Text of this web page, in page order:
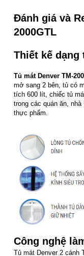
Đánh giá và
2000GTL
Thiết kế dạng
Tủ mát Denver TM-
mở sang 2 bên, tủ có
tích 600 lít, chiếc tủ
trong các quán ăn,
thực phẩm.
Công nghệ
Tủ mát Denver 2 cánh